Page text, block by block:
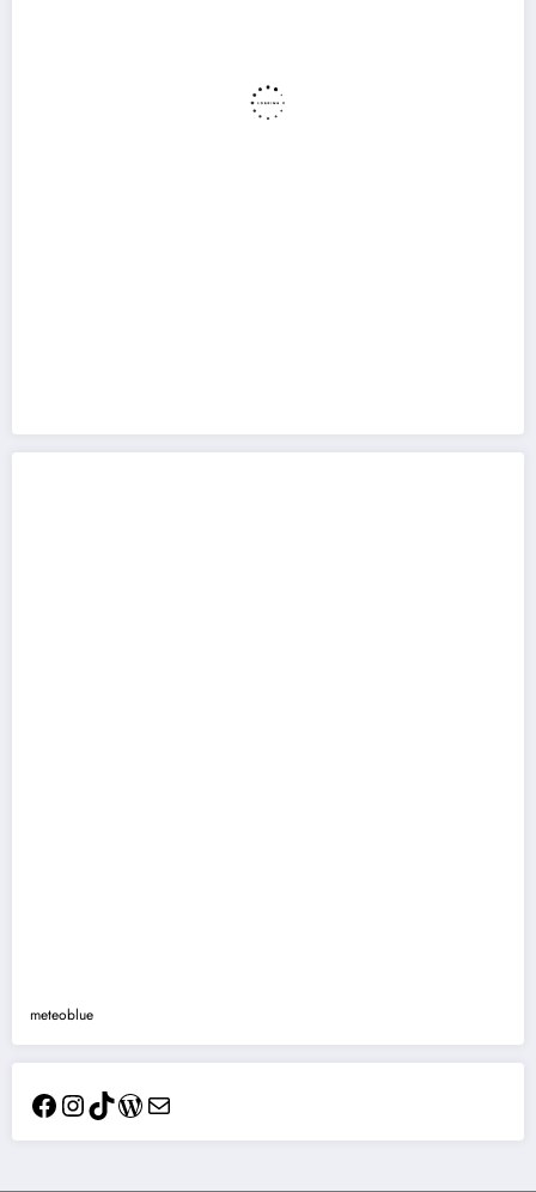
meteoblue
Facebook
Instagram
TikTok
WordPress
Mail